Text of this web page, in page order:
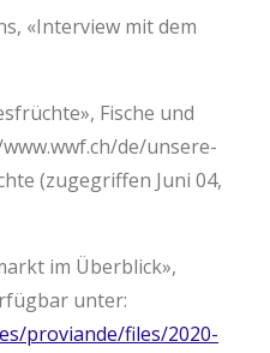
«Interview mit dem
Fische und
de/unsere-
(zugegriffen Juni 04,
im Überblick»,
unter:
proviande/files/2020-